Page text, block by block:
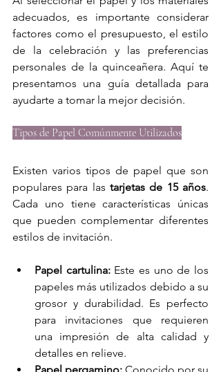
adecuados, es importante considerar
factores como el presupuesto, el estilo
de la celebración y las preferencias
personales de la quinceañera. Aquí te
presentamos una guía detallada para
ayudarte a tomar la mejor decisión.
Tipos de Papel Comúnmente Utilizados
Existen varios tipos de papel que son
populares para las tarjetas de 15 años.
Cada uno tiene características únicas
que pueden complementar diferentes
estilos de invitación.
Papel cartulina: Este es uno de los
papeles más utilizados debido a su
grosor y durabilidad. Es perfecto
para invitaciones que requieren
una impresión de alta calidad y
detalles en relieve.